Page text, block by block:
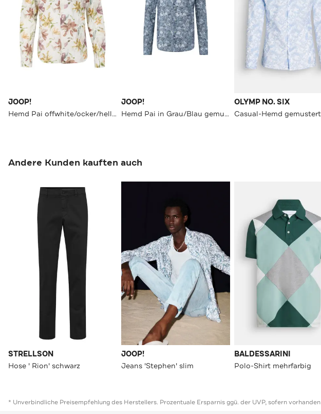
JOOP!
Hemd Pai offwhite/ocker/hellbraun Slim Fit
JOOP!
Hemd Pai in Grau/Blau gemustert
OLYMP NO. SIX
Andere Kunden kauften auch
STRELLSON
Hose ' Rion' schwarz
JOOP!
Jeans 'Stephen' slim
BALDESSARINI
Polo-Shirt mehrfarbig
* Unverbindliche Preisempfehlung des Herstellers. Prozentuale Ersparnis ggü. der UVP, sofern vorhanden